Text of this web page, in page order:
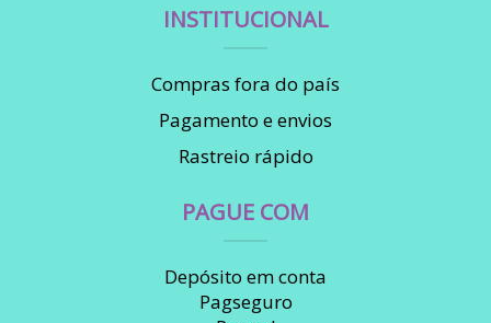
INSTITUCIONAL
Compras fora do país
Pagamento e envios
Rastreio rápido
PAGUE COM
Depósito em conta
Pagseguro